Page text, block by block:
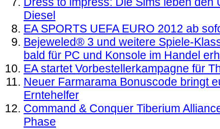
Diesel
EA SPORTS UEFA EURO 2012 ab
Bejeweled® 3 und weitere Spiele-
bald für PC und Konsole im Handel
EA startet Vorbestellerkampagne für
Neuer Farmarama Bonuscode bringt
Erntehelfer
Command & Conquer Tiberium
Phase